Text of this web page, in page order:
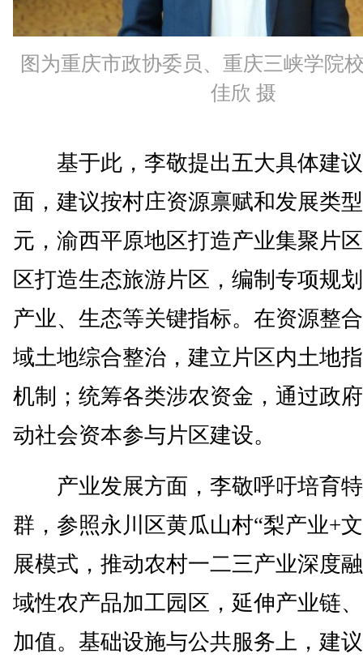
图为重庆市政协委员、重庆三峡学院
佳欣 摄
基于此，李敬提出五大具体建议
面，建议按村庄资源禀赋和发展类
元，渝西平原地区打造产业集聚片
区打造生态旅游片区，编制专项规
产业、生态等关键指标。在资源整
域土地综合整治，建立片区内土地
机制；统筹各类涉农资金，通过政
动社会资本参与片区建设。
产业发展方面，李敬呼吁培育特
群，参照永川区黄瓜山村“梨产业+
展模式，推动农村一二三产业深度
域性农产品加工园区，延伸产业链
加值。基础设施与公共服务上，建